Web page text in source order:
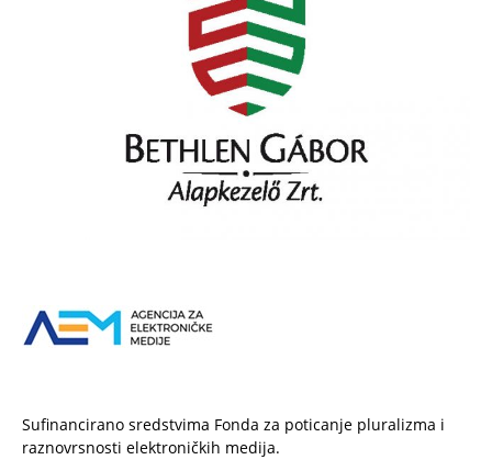
Sufinancirano sredstvima Fonda za poticanje pluralizma i
raznovrsnosti elektroničkih medija.